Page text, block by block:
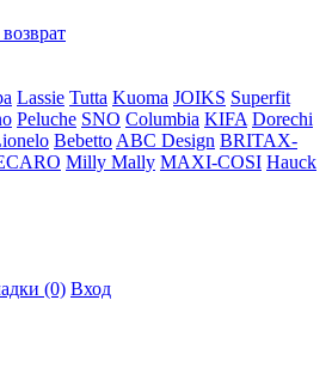
Lassie Tutta Kuoma JOIKS Superfit
Peluche SNO Columbia KIFA Dorechi
Bebetto ABC Design BRITAX-
Milly Mally MAXI-COSI Hauck
(0) Вход